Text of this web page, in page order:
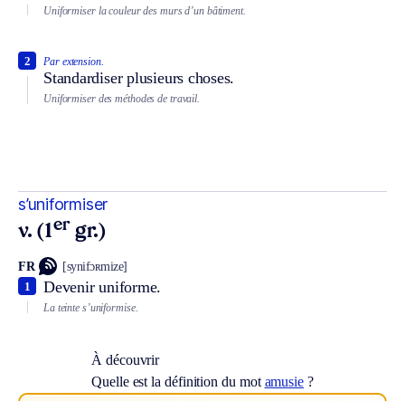
Uniformiser la couleur des murs d’un bâtiment.
Par extension.
Standardiser plusieurs choses.
2
Uniformiser des méthodes de travail.
s’uniformiser
v. (1er gr.)
FR [synifɔʀmize]
Devenir uniforme.
1
La teinte s’uniformise.
À découvrir
Quelle est la définition du mot amusie ?